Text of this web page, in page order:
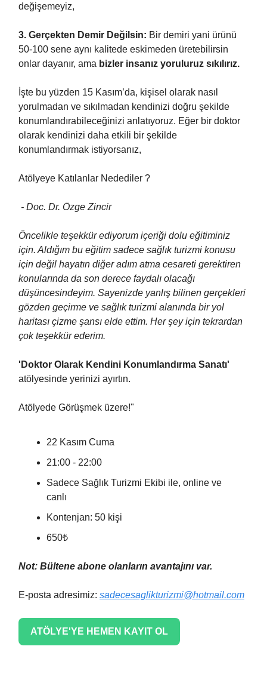
değişemeyiz,
3. Gerçekten Demir Değilsin: Bir demiri yani ürünü
50-100 sene aynı kalitede eskimeden üretebilirsin
onlar dayanır, ama bizler insanız yoruluruz sıkılırız.
İşte bu yüzden 15 Kasım’da, kişisel olarak nasıl
yorulmadan ve sıkılmadan kendinizi doğru şekilde
konumlandırabileceğinizi anlatıyoruz. Eğer bir doktor
olarak kendinizi daha etkili bir şekilde
konumlandırmak istiyorsanız,
Atölyeye Katılanlar Nedediler ?
- Doc. Dr. Özge Zincir
Öncelikle teşekkür ediyorum içeriği dolu eğitiminiz
için. Aldığım bu eğitim sadece sağlık turizmi konusu
için değil hayatın diğer adım atma cesareti gerektiren
konularında da son derece faydalı olacağı
düşüncesindeyim. Sayenizde yanlış bilinen gerçekleri
gözden geçirme ve sağlık turizmi alanında bir yol
haritası çizme şansı elde ettim. Her şey için tekrardan
çok teşekkür ederim.
'Doktor Olarak Kendini Konumlandırma Sanatı'
atölyesinde yerinizi ayırtın.
Atölyede Görüşmek üzere!"
22 Kasım Cuma
21:00 - 22:00
Sadece Sağlık Turizmi Ekibi ile, online ve
canlı
Kontenjan: 50 kişi
650₺
Not: Bültene abone olanların avantajını var.
E-posta adresimiz: sadecesaglikturizmi@hotmail.com
ATÖLYE'YE HEMEN KAYIT OL